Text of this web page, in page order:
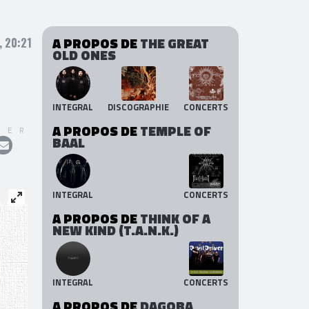
20:21 A PROPOS DETHE GREAT
OLD ONES
INTEGRAL DISCOGRAPHIE CONCERTS
A PROPOS DETEMPLE OF
BAAL
INTEGRAL CONCERTS
A PROPOS DETHINK OF A
NEW KIND (T.A.N.K.)
INTEGRAL CONCERTS